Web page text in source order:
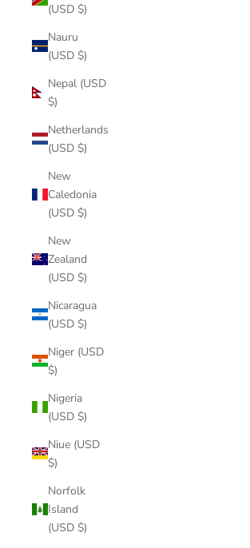
(USD $)
Nauru
(USD $)
Nepal (USD
$)
Netherlands
(USD $)
New
Caledonia
(USD $)
New
Zealand
(USD $)
Nicaragua
(USD $)
Niger (USD
$)
Nigeria
(USD $)
Niue (USD
$)
Norfolk
Island
(USD $)